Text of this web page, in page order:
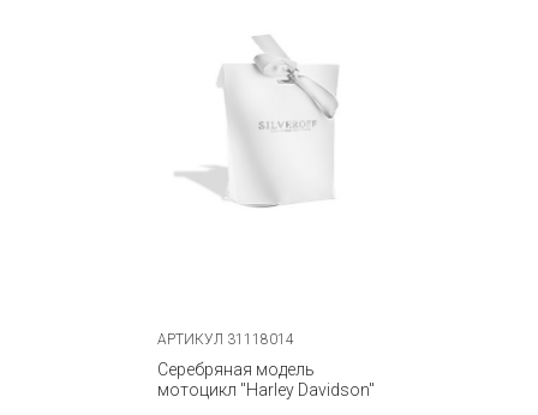
АРТИКУЛ 31118014
Серебряная модель
мотоцикл "Harley Davidson"